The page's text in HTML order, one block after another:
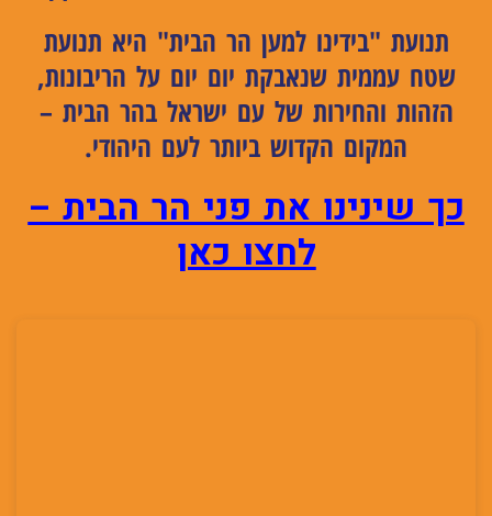
תנועת "בידינו למען הר הבית" היא תנועת
שטח עממית שנאבקת יום יום על הריבונות,
הזהות והחירות של עם ישראל בהר הבית –
המקום הקדוש ביותר לעם היהודי.
כך שינינו את פני הר הבית –
לחצו כאן